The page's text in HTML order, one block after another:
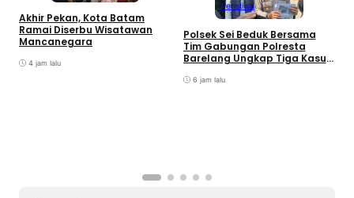
Akhir Pekan, Kota Batam
Ramai Diserbu Wisatawan
Mancanegara
4 jam lalu
Peristiwa
Polsek Sei Beduk Bersama
Tim Gabungan Polresta
Barelang Ungkap Tiga Kasus
6 jam lalu